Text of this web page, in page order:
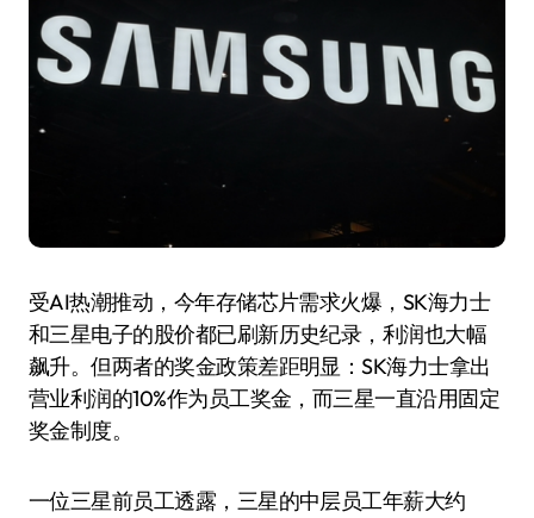
受AI热潮推动，今年存储芯片需求火爆，SK海力士
和三星电子的股价都已刷新历史纪录，利润也大幅
飙升。但两者的奖金政策差距明显：SK海力士拿出
营业利润的10%作为员工奖金，而三星一直沿用固定
奖金制度。
一位三星前员工透露，三星的中层员工年薪大约